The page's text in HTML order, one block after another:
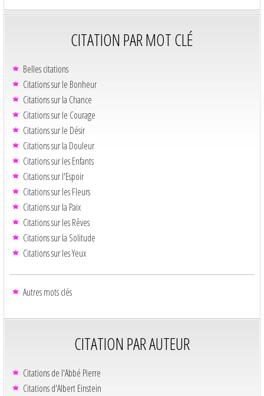
CITATION PAR MOT CLÉ
Belles citations
Citations sur le Bonheur
Citations sur la Chance
Citations sur le Courage
Citations sur le Désir
Citations sur la Douleur
Citations sur les Enfants
Citations sur l'Espoir
Citations sur les Fleurs
Citations sur la Paix
Citations sur les Rêves
Citations sur la Solitude
Citations sur les Yeux
Autres mots clés
CITATION PAR AUTEUR
Citations de l'Abbé Pierre
Citations d'Albert Einstein